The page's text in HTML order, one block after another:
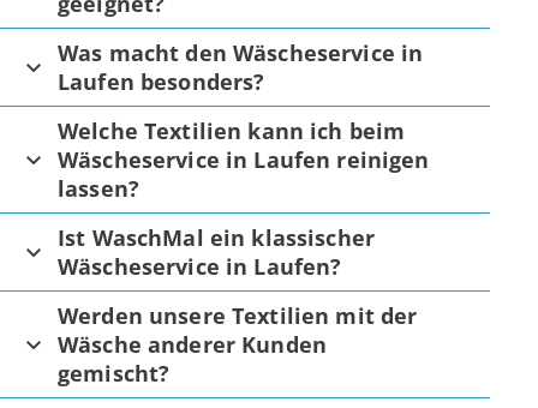
Was macht den Wäscheservice in
Laufen besonders?
Welche Textilien kann ich beim
Wäscheservice in Laufen reinigen
lassen?
Ist WaschMal ein klassischer
Wäscheservice in Laufen?
Werden unsere Textilien mit der
Wäsche anderer Kunden
gemischt?